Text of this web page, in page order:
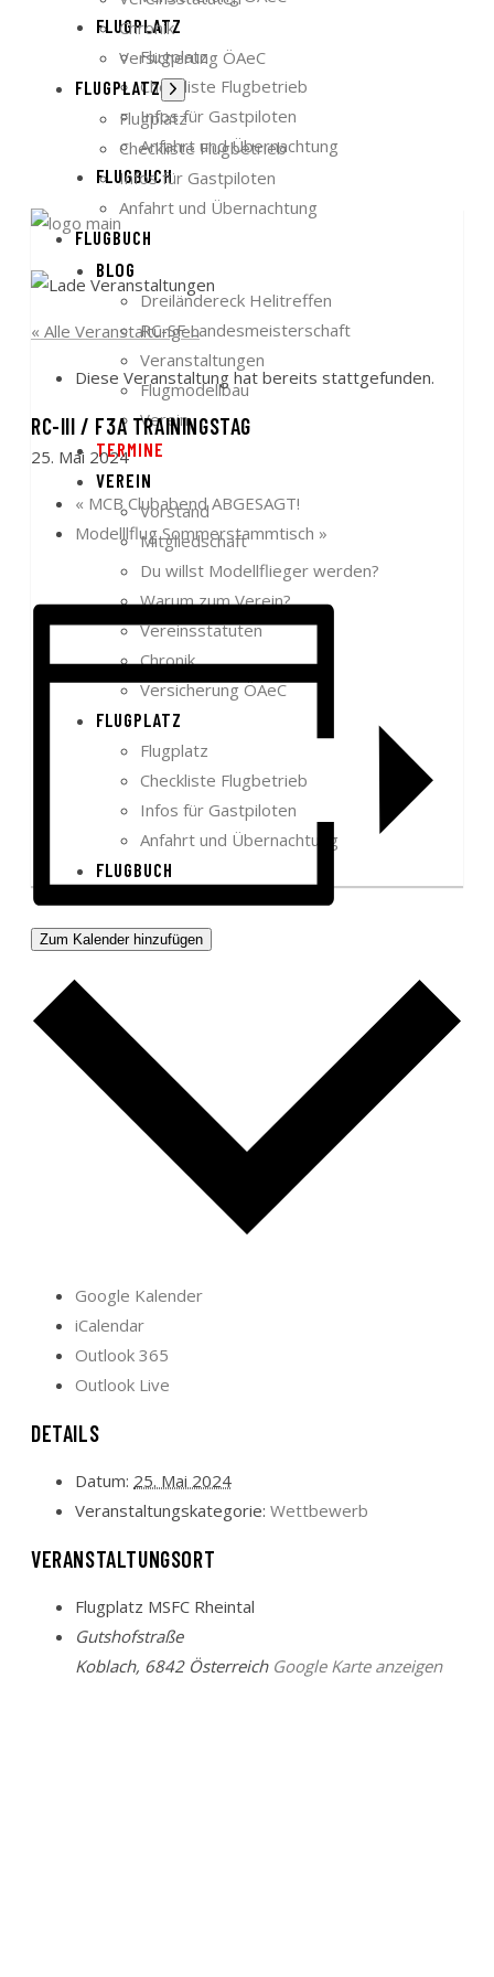
FLUGPLATZ
Flugplatz
Checkliste Flugbetrieb
Infos für Gastpiloten
Anfahrt und Übernachtung
FLUGBUCH
BLOG
Dreiländereck Helitreffen
RC-SF Landesmeisterschaft
Veranstaltungen
Flugmodellbau
Verein
TERMINE
VEREIN
Vorstand
Mitgliedschaft
Du willst Modellflieger werden?
Warum zum Verein?
Vereinsstatuten
Chronik
Versicherung ÖAeC
FLUGPLATZ
Flugplatz
Checkliste Flugbetrieb
Infos für Gastpiloten
Anfahrt und Übernachtung
FLUGBUCH
Chronik
Versicherung ÖAeC
FLUGPLATZ Untermenü
anzeigen
Flugplatz
Checkliste Flugbetrieb
Infos für Gastpiloten
Anfahrt und Übernachtung
FLUGBUCH
« Alle Veranstaltungen
Diese Veranstaltung hat bereits stattgefunden.
RC-III / F3A TRAININGSTAG
25. Mai 2024
« MCB Clubabend ABGESAGT!
Modelllflug Sommerstammtisch »
Zum Kalender hinzufügen
Google Kalender
iCalendar
Outlook 365
Outlook Live
DETAILS
Datum: 25. Mai 2024
Veranstaltungskategorie: Wettbewerb
VERANSTALTUNGSORT
Flugplatz MSFC Rheintal
Gutshofstraße
Koblach, 6842 Österreich Google Karte anzeigen